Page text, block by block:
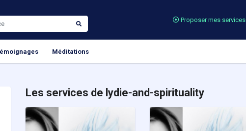
Proposer mes services
Méditations
Les services de lydie-and-spirituality